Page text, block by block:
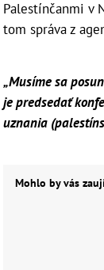
Palestínčanmi v
tom správa z
„Musíme sa
je predsedať
uznania
Mohlo by vás